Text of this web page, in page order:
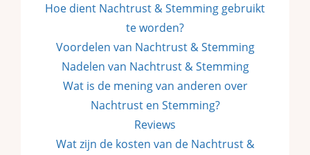
Hoe dient Nachtrust & Stemming gebruikt
te worden?
Voordelen van Nachtrust & Stemming
Nadelen van Nachtrust & Stemming
Wat is de mening van anderen over
Nachtrust en Stemming?
Reviews
Wat zijn de kosten van de Nachtrust &